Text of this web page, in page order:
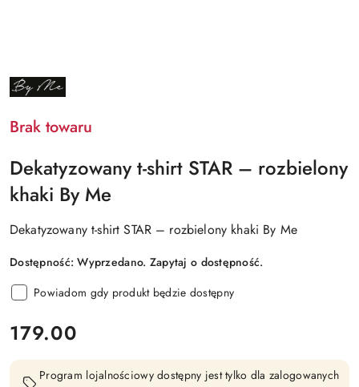
NAZWA
PRODUCENTA:
Brak towaru
Dekatyzowany t-shirt STAR – rozbielony
khaki By Me
Dekatyzowany t-shirt STAR – rozbielony khaki By Me
Dostępność:Wyprzedano. Zapytaj o dostępność.
Powiadom gdy produkt będzie dostępny
cena:
179.00
Program lojalnościowy dostępny jest tylko dla zalogowanych